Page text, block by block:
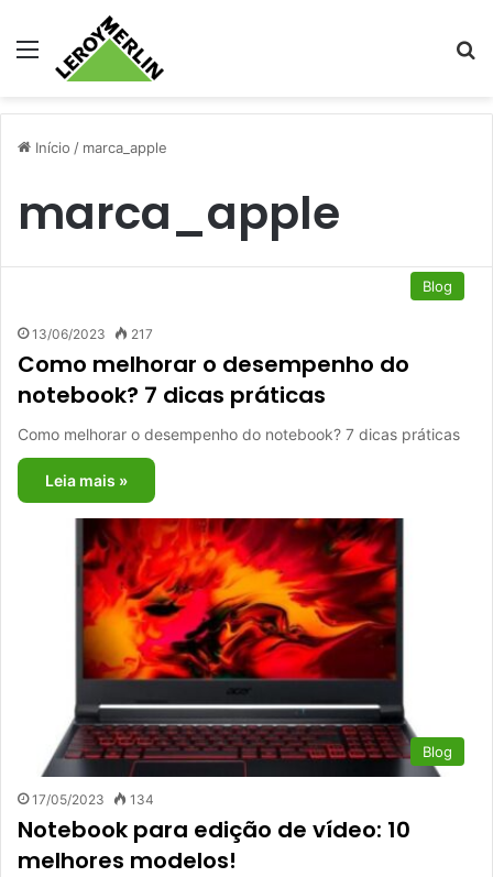
Menu
Início / marca_apple
marca_apple
Blog
13/06/2023 217
Como melhorar o desempenho do
notebook? 7 dicas práticas
Como melhorar o desempenho do notebook? 7 dicas práticas
Leia mais »
Blog
17/05/2023 134
Notebook para edição de vídeo: 10
melhores modelos!